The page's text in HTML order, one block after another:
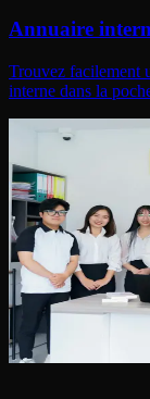
Annuaire
Trouvez facilement
interne dans la